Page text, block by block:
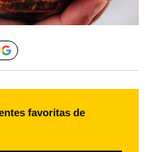
favoritas de